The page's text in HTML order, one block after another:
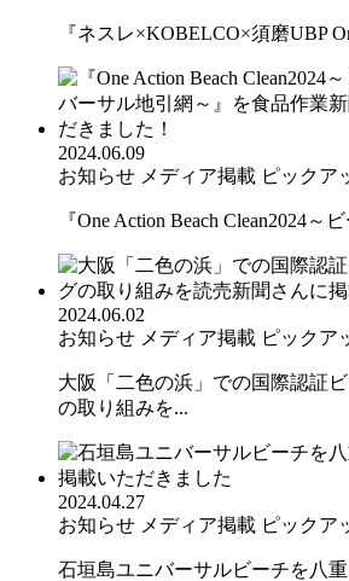
『ネスレ×KOBELCO×須磨UBP
2024.06.09
お知らせ メディア掲載 ピックア
『One Action Beach Clean2024～
2024.06.02
お知らせ メディア掲載 ピックア
大阪「二色の浜」での国際認証
の取り組みを...
2024.04.27
お知らせ メディア掲載 ピックア
石垣島ユニバーサルビーチを八